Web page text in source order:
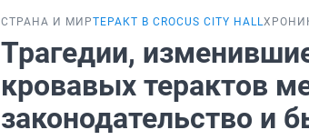
СТРАНА И МИРТЕРАКТ В CROCUS CITY HALL
Трагедии,
кровавых терактов
законодательство и